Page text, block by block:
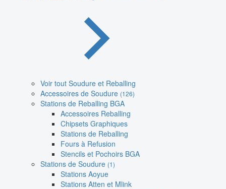
Voir tout Soudure et Reballing
Accessoires de Soudure (126)
Stations de Reballing BGA
Accessoires Reballing
Chipsets Graphiques
Stations de Reballing
Fours à Refusion
Stencils et Pochoirs BGA
Stations de Soudure (1)
Stations Aoyue
Stations Atten et Mlink